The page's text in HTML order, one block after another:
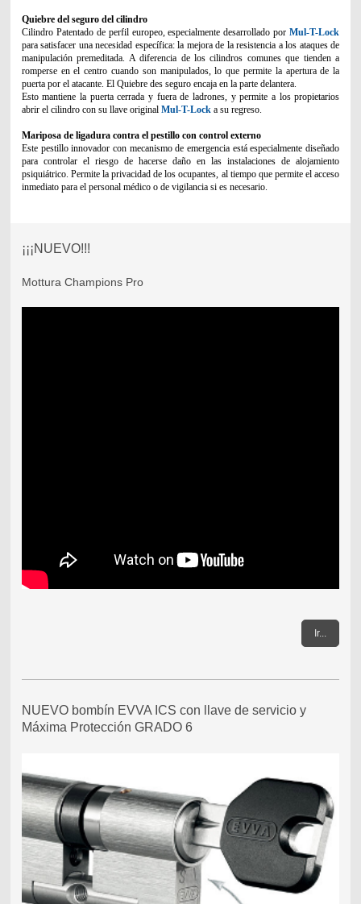
Quiebre del seguro del cilindro
Cilindro Patentado de perfil europeo, especialmente desarrollado por Mul-T-Lock
para satisfacer una necesidad específica: la mejora de la resistencia a los ataques de
manipulación premeditada. A diferencia de los cilindros comunes que tienden a
romperse en el centro cuando son manipulados, lo que permite la apertura de la
puerta por el atacante. El Quiebre des seguro encaja en la parte delantera.
Esto mantiene la puerta cerrada y fuera de ladrones, y permite a los propietarios
abrir el cilindro con su llave original Mul-T-Lock a su regreso.
Mariposa de ligadura contra el pestillo con control externo
Este pestillo innovador con mecanismo de emergencia está especialmente diseñado
para controlar el riesgo de hacerse daño en las instalaciones de alojamiento
psiquiátrico. Permite la privacidad de los ocupantes, al tiempo que permite el acceso
inmediato para el personal médico o de vigilancia si es necesario.
¡¡¡NUEVO!!!
Mottura Champions Pro
Ir...
NUEVO bombín EVVA ICS con llave de servicio y
Máxima Protección GRADO 6